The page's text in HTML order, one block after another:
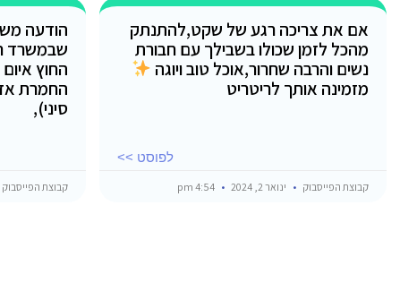
אם את צריכה רגע של שקט,להתנתק
מהכל לזמן שכולו בשבילך עם חבורת
נשים והרבה שחרור,אוכל טוב ויוגה
מזמינה אותך לריטריט
לפוסט >>
קבוצת הפייסבוק ינואר 2, 2024
הודעה
שבמשרד
החוץ
החמרת
סיני),
קבוצת הפייסבוק